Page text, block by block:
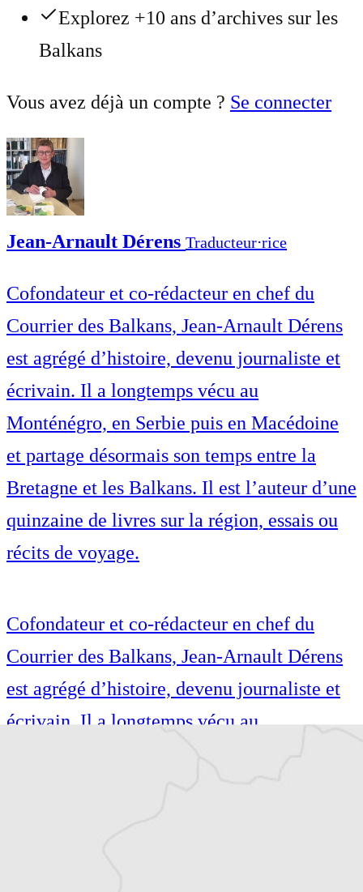
Explorez +10 ans d’archives sur les
Balkans
Vous avez déjà un compte ? Se connecter
Jean-Arnault Dérens Traducteur⋅rice
Cofondateur et co-rédacteur en chef du
Courrier des Balkans, Jean-Arnault Dérens
est agrégé d’histoire, devenu journaliste et
écrivain. Il a longtemps vécu au
Monténégro, en Serbie puis en Macédoine
et partage désormais son temps entre la
Bretagne et les Balkans. Il est l’auteur d’une
quinzaine de livres sur la région, essais ou
récits de voyage.
Cofondateur et co-rédacteur en chef du
Courrier des Balkans, Jean-Arnault Dérens
est agrégé d’histoire, devenu journaliste et
écrivain. Il a longtemps vécu au